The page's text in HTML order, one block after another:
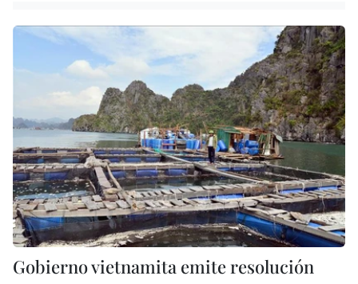
Gobierno vietnamita emite resolución